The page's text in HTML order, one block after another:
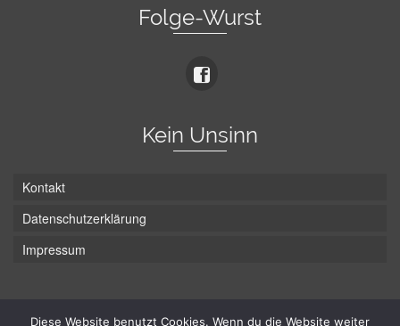
Folge-Wurst
Kein Unsinn
Kontakt
Datenschutzerklärung
Impressum
Diese Website benutzt Cookies. Wenn du die Website weiter